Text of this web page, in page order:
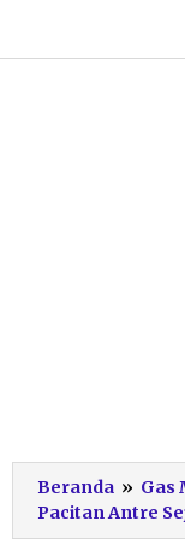
konten
Beranda » Gas
Pacitan Antre